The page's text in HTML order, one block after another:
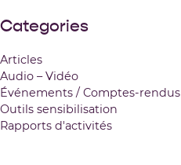
Categories
Articles
Audio – Vidéo
Événements / Comptes-rendus
Outils sensibilisation
Rapports d'activités